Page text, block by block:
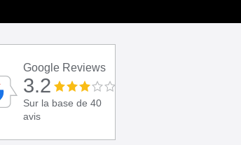
Google Reviews
3.2
Sur la base de 40
avis